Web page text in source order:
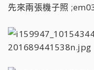
先來兩張機子照